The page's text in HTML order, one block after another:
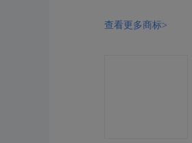
查看更多商标>